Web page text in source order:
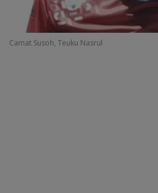
Camat Susoh, Teuku Nasrul